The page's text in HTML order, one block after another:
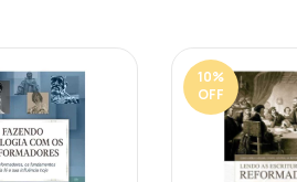
10%
OFF